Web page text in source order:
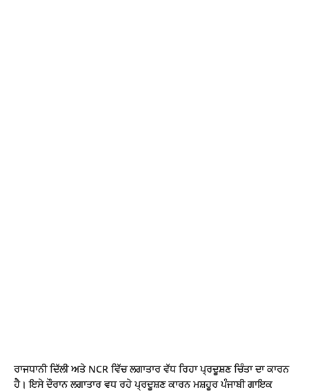
ਰਾਜਧਾਨੀ ਦਿੱਲੀ ਅਤੇ NCR ਵਿੱਚ ਲਗਾਤਾਰ ਵੱਧ ਰਿਹਾ ਪ੍ਰਦੂਸ਼ਣ ਚਿੰਤਾ ਦਾ ਕਾਰਨ
ਹੈ। ਇਸੇ ਦੌਰਾਨ ਲਗਾਤਾਰ ਵਧ ਰਹੇ ਪ੍ਰਦੂਸ਼ਣ ਕਾਰਨ ਮਸ਼ਹੂਰ ਪੰਜਾਬੀ ਗਾਇਕ